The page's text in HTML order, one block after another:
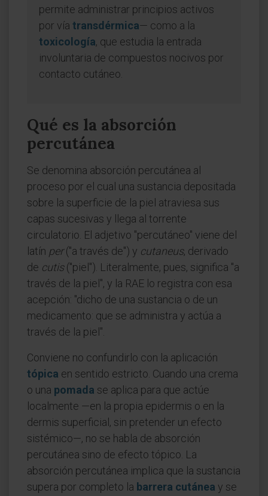
permite administrar principios activos
por vía transdérmica— como a la
toxicología, que estudia la entrada
involuntaria de compuestos nocivos por
contacto cutáneo.
Qué es la absorción
percutánea
Se denomina absorción percutánea al
proceso por el cual una sustancia depositada
sobre la superficie de la piel atraviesa sus
capas sucesivas y llega al torrente
circulatorio. El adjetivo "percutáneo" viene del
latín per("a través de") y cutaneus, derivado
de cutis("piel"). Literalmente, pues, significa "a
través de la piel", y la RAE lo registra con esa
acepción: "dicho de una sustancia o de un
medicamento: que se administra y actúa a
través de la piel".
Conviene no confundirlo con la aplicación
tópica en sentido estricto. Cuando una crema
o una pomada se aplica para que actúe
localmente —en la propia epidermis o en la
dermis superficial, sin pretender un efecto
sistémico—, no se habla de absorción
percutánea sino de efecto tópico. La
absorción percutánea implica que la sustancia
supera por completo la barrera cutánea y se